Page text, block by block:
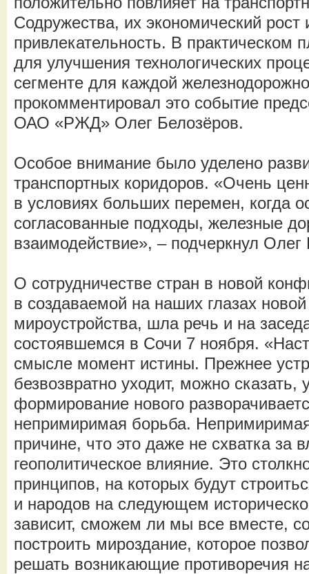
Содружества, их экономический рост
привлекательность. В практическом
для улучшения технологических
сегменте для каждой
прокомментировал это событие
ОАО «РЖД» Олег Белозёров.
Особое внимание было уделено
транспортных коридоров. «Очень
в условиях больших перемен, когда
согласованные подходы, железные
взаимодействие», – подчеркнул Олег
О сотрудничестве стран в новой
в создаваемой на наших глазах
мироустройства, шла речь и на
состоявшемся в Сочи 7 ноября.
смысле момент истины. Прежнее
безвозвратно уходит, можно
формирование нового
непримиримая борьба.
причине, что это даже не схватка за
геополитическое влияние. Это
принципов, на которых будут
и народов на следующем
зависит, сможем ли мы все вместе,
построить мироздание, которое
решать возникающие противоречия